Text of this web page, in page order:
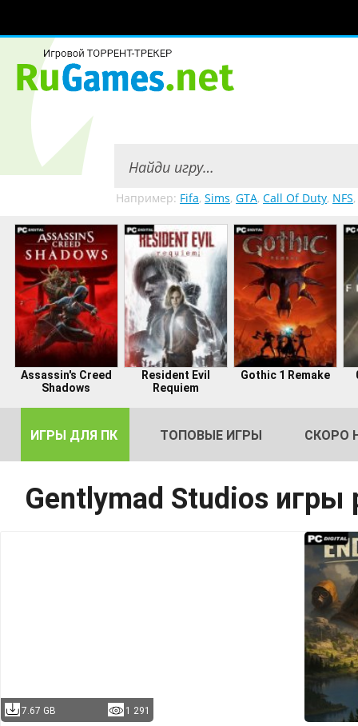
Например: Fifa, Sims, GTA, Call Of Duty, NFS,
Assassin's Creed
Shadows
Resident Evil
Requiem
Gothic 1 Remake
ИГРЫ ДЛЯ ПК ТОПОВЫЕ ИГРЫ СКОРО
Gentlymad Studios игры
7.67 GB 1 291